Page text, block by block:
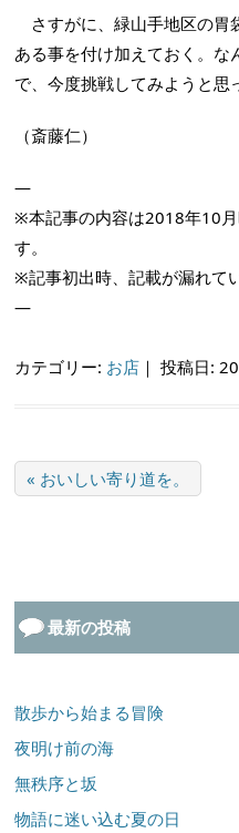
さすがに、緑山手地区の胃
ある事を付け加えておく。
で、今度挑戦してみようと思
（斎藤仁）
—
※本記事の内容は2018年10
す。
※記事初出時、記載が漏れて
—
カテゴリー: お店 ｜投稿日:
« おいしい寄り道を。
最新の投稿
散歩から始まる冒険
夜明け前の海
無秩序と坂
物語に迷い込む夏の日